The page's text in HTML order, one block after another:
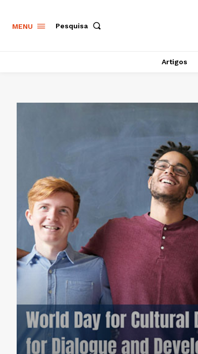
MENU Pesquisa
Artigos